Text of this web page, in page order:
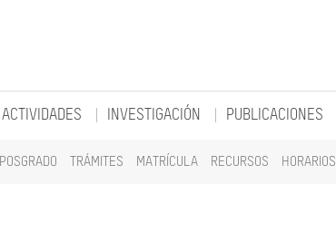
POSGRADO TRÁMITES MATRÍCULA RECURSOS HORARIOS
ACTIVIDADES INVESTIGACIÓN PUBLICACIONES